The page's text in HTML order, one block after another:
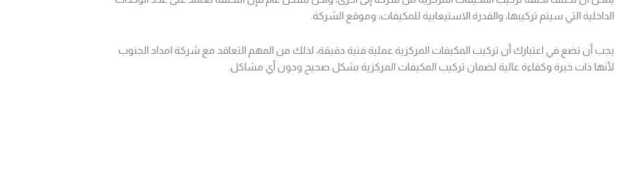
الداخلية التي سيتم تركيبها، والقدرة الاستيعابية للمكيفات، وموقع الشركة.
يجب أن تضع في اعتبارك أن تركيب المكيفات المركزية عملية فنية دقيقة، لذلك من المهم التعاقد مع شركة امداد الجنوب
لأنها ذات خبرة وكفاءة عالية لضمان تركيب المكيفات المركزية بشكل صحيح ودون أي مشاكل.